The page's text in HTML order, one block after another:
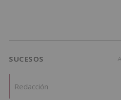
SUCESOS
Redacción